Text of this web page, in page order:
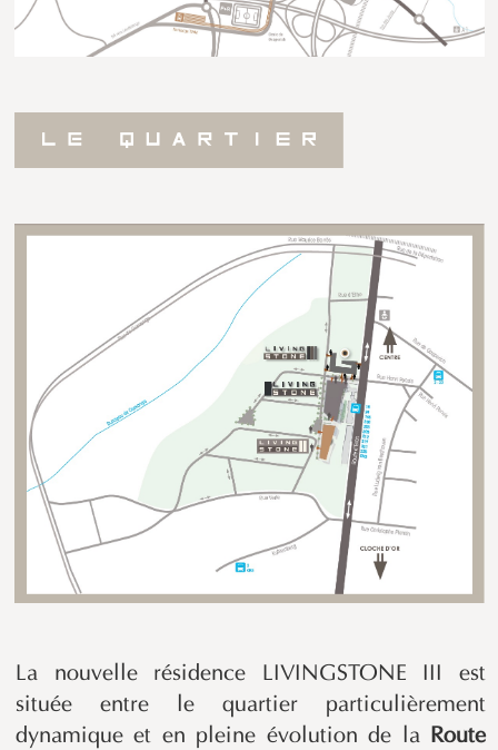
La nouvelle résidence LIVINGSTONE III est
située entre le quartier particulièrement
dynamique et en pleine évolution de la Route